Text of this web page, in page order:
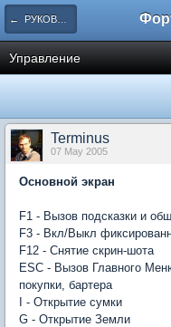
← РУКОВОДСТВО ПО ИГРЕ 'AD INFINITUM'
Управление
Terminus
07 May 2005
Основной экран
F1 - Вызов подсказки и
F3 - Вкл/Выкл
F12 - Снятие скрин-шота
ESC - Вызов Главного
покупки, бартера
I - Открытие сумки
G - Открытие Земли